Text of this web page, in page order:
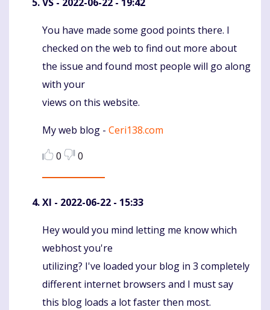
VS - 2022-06-22 - 19:42
Komentaras
You have made some good points there. I
checked on the web to find out more about
the issue and found most people will go along
with your
views on this website.
My web blog - Ceri138.com
0
0
XI - 2022-06-22 - 15:33
Komentaras
Hey would you mind letting me know which
webhost you're
utilizing? I've loaded your blog in 3 completely
different internet browsers and I must say
this blog loads a lot faster then most.